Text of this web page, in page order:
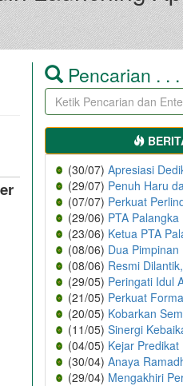
Pencarian . . .
(30/07) Apresiasi
(29/07) Penuh Haru
(07/07) Perkuat
(29/06) PTA
(23/06) Ketua PTA
(08/06) Dua
(08/06) Resmi
(29/05) Peringati Idul
(21/05) Perkuat
(20/05) Kobarkan
(11/05) Sinergi
(04/05) Kejar
(30/04) Anaya
(29/04) Mengakhiri